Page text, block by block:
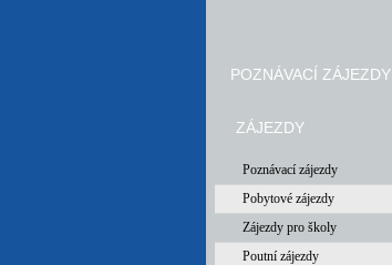
POZNÁVACÍ ZÁJEZDY
ZÁJEZDY
Poznávací zájezdy
Pobytové zájezdy
Zájezdy pro školy
Poutní zájezdy